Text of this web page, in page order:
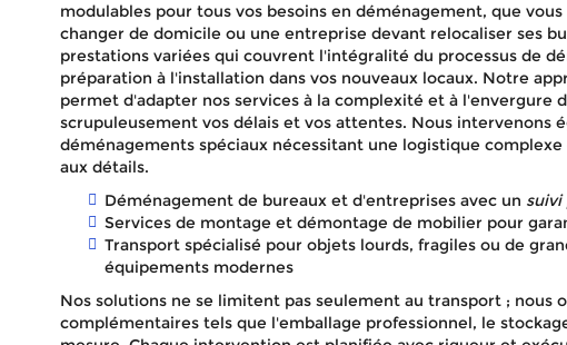
modulables pour tous vos besoins en déménagement, que
changer de domicile ou une entreprise devant relocaliser ses
prestations variées qui couvrent l'intégralité du processus de
préparation à l'installation dans vos nouveaux locaux. Notre
permet d'adapter nos services à la complexité et à l'envergure
scrupuleusement vos délais et vos attentes. Nous intervenons
déménagements spéciaux nécessitant une logistique
aux détails.
Déménagement de bureaux et d'entreprises avec un suivi
Services de montage et démontage de mobilier pour
Transport spécialisé pour objets lourds, fragiles ou de
équipements modernes
Nos solutions ne se limitent pas seulement au transport ; nous
complémentaires tels que l'emballage professionnel, le